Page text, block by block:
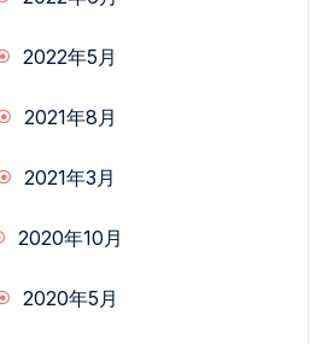
2022年5月
2021年8月
2021年3月
2020年10月
2020年5月